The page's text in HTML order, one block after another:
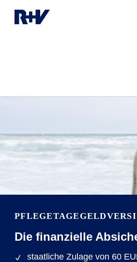
Die finanzielle
staatliche Zulage von 60